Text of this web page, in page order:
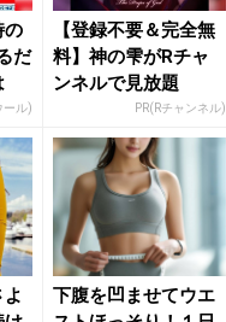
の
だ
ール)
【登録不要＆完全無
料】神の雫がRチャ
ンネルで見放題
PR(Rチャンネル)
下腹を凹ませてウエ